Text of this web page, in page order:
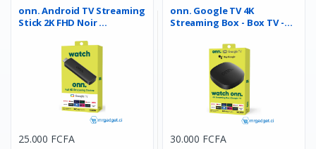
onn. Android TV Streaming
Stick 2K FHD Noir ...
25.000 FCFA
onn. Google TV 4K
Streaming Box - Box TV -
30.000 FCFA